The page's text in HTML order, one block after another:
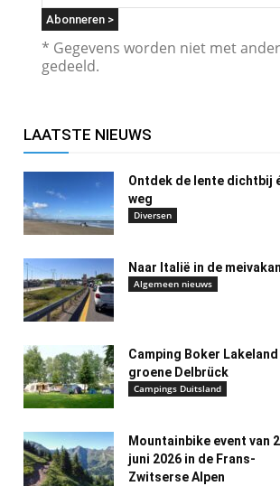
* Gegevens worden niet met
gedeeld.
LAATSTE NIEUWS
Ontdek de lente dichtbij
weg
Diversen
Naar Italië in de
Algemeen nieuws
Camping Boker
groene Delbrück
Campings Duitsland
Mountainbike event van
juni 2026 in de Frans-
Zwitserse Alpen